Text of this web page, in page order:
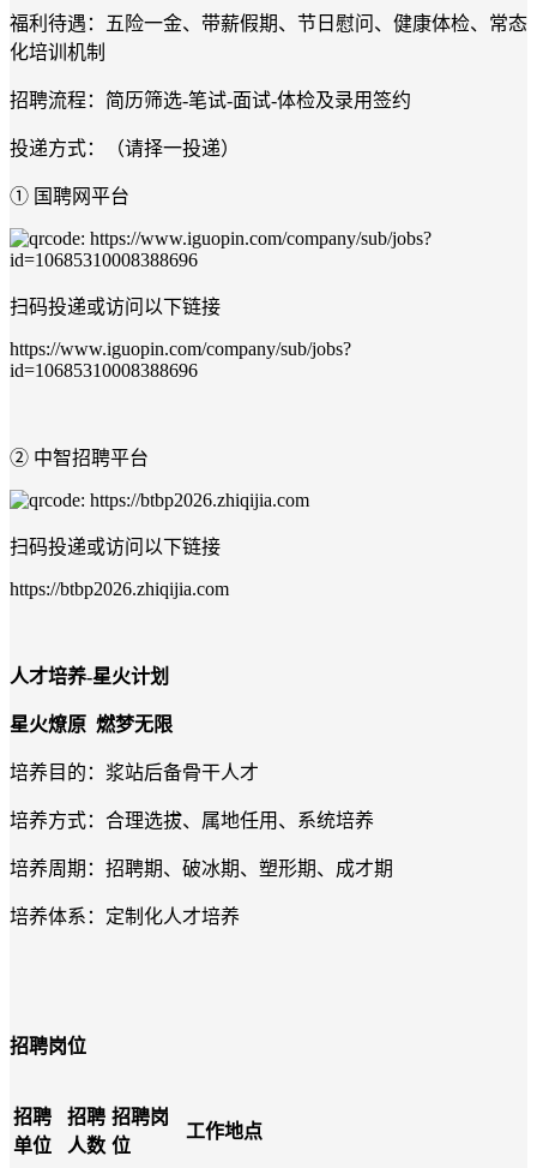
福利待遇：五险一金、带薪假期、节日慰问、健康体检、常态
化培训机制
招聘流程：简历筛选-笔试-面试-体检及录用签约
投递方式：（请择一投递）
① 国聘网平台
扫码投递或访问以下链接
https://www.iguopin.com/company/sub/jobs?
id=10685310008388696
② 中智招聘平台
扫码投递或访问以下链接
https://btbp2026.zhiqijia.com
人才培养-星火计划
星火燎原 燃梦无限
培养目的：浆站后备骨干人才
培养方式：合理选拔、属地任用、系统培养
培养周期：招聘期、破冰期、塑形期、成才期
培养体系：定制化人才培养
招聘岗位
招聘
单位
招聘
人数
招聘岗
位
工作地点